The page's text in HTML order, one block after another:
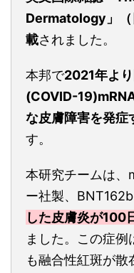
Dermatology」（
載されました。
本邦で2021年よ
(COVID-
な皮膚障害を発症
す。
本研究チームは、
ー社製、BNT162b
した皮膚炎が100
ました。この症
も融合性紅斑が散